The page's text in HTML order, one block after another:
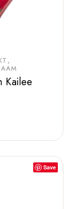
Kailee
Save